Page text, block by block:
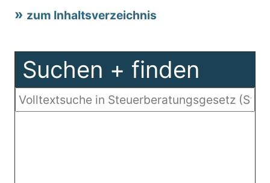
zum Inhaltsverzeichnis
Suchen + finden